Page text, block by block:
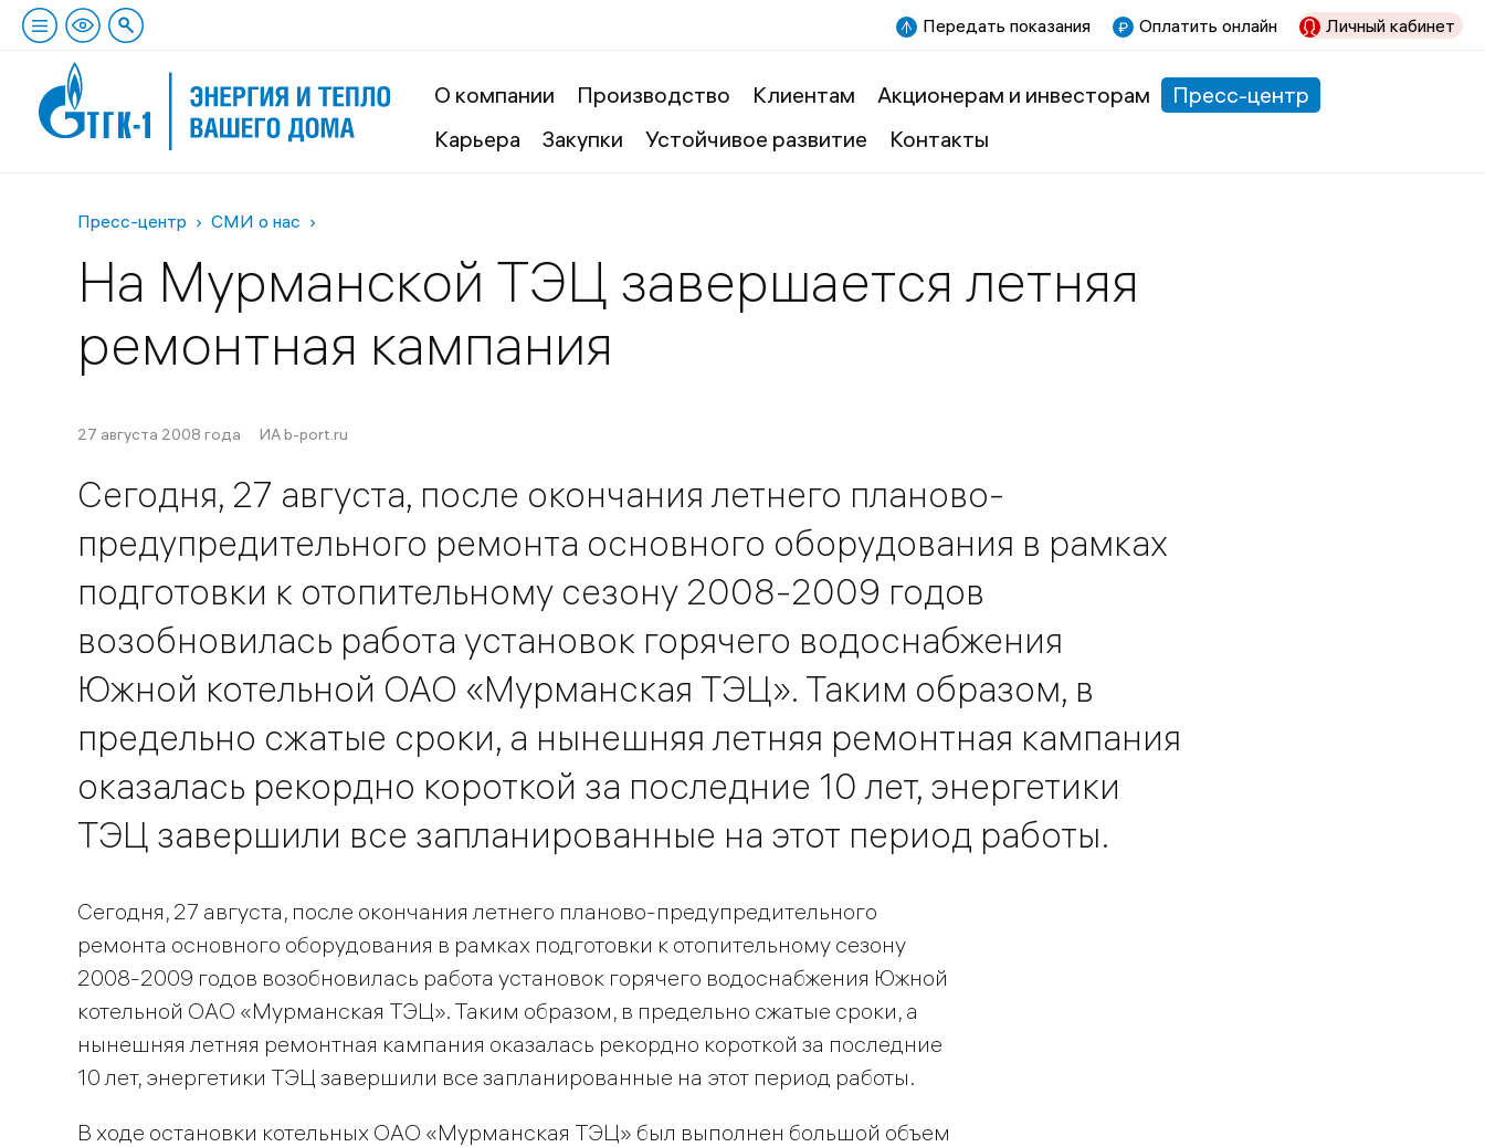
Передать показания Оплатить онлайн Личный кабинет
О компании Производство Клиентам Акционерам и инвесторам
Пресс-центр
Карьера
Закупки Устойчивое развитие Контакты
Пресс-центр СМИ о нас
На Мурманской ТЭЦ завершается летняя
ремонтная кампания
27 августа 2008 года ИА b-port.ru
Сегодня, 27 августа, после окончания летнего планово-
предупредительного ремонта основного оборудования в рамках
подготовки к отопительному сезону 2008-2009 годов
возобновилась работа установок горячего водоснабжения
Южной котельной ОАО «Мурманская ТЭЦ». Таким образом, в
предельно сжатые сроки, а нынешняя летняя ремонтная кампания
оказалась рекордно короткой за последние 10 лет, энергетики
ТЭЦ завершили все запланированные на этот период работы.
Сегодня, 27 августа, после окончания летнего планово-предупредительного
ремонта основного оборудования в рамках подготовки к отопительному сезону
2008-2009 годов возобновилась работа установок горячего водоснабжения Южной
котельной ОАО «Мурманская ТЭЦ». Таким образом, в предельно сжатые сроки, а
нынешняя летняя ремонтная кампания оказалась рекордно короткой за последние
10 лет, энергетики ТЭЦ завершили все запланированные на этот период работы.
В ходе остановки котельных ОАО «Мурманская ТЭЦ» был выполнен большой объем